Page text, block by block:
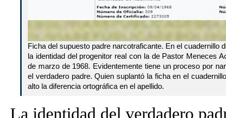
Ficha del supuesto padre narcotraficante. En el cuadernillo
la identidad del progenitor real con la de Pastor Meneces
de marzo de 1968. Evidentemente tiene un proceso por
el verdadero padre. Quien suplantó la ficha en el
alto la diferencia ortográfica en el apellido.
La identidad del verdadero